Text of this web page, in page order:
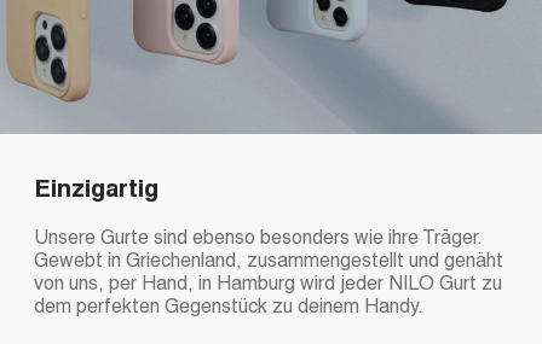
Einzigartig
Unsere Gurte sind ebenso besonders wie ihre Träger.
Gewebt in Griechenland, zusammengestellt und genäht
von uns, per Hand, in Hamburg wird jeder NILO Gurt zu
dem perfekten Gegenstück zu deinem Handy.